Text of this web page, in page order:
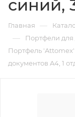
синий,
Главная —
— Портфели для
Портфель
документов A4, 1